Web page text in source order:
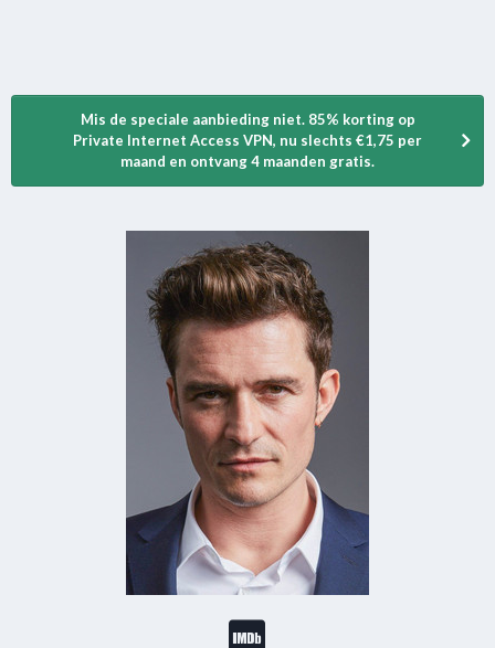
Mis de speciale aanbieding niet. 85% korting op
Private Internet Access VPN, nu slechts €1,75 per
maand en ontvang 4 maanden gratis.